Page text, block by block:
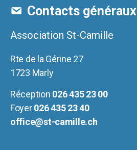
Contacts généraux
Association St-Camille
Rte de la Gérine 27
1723 Marly
Réception 026 435 23 00
Foyer026 435 23 40
office@st-camille.ch